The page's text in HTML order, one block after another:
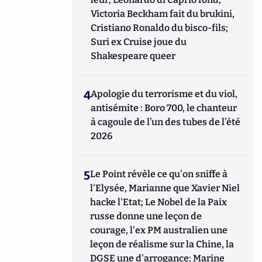
Victoria Beckham fait du brukini,
Cristiano Ronaldo du bisco-fils;
Suri ex Cruise joue du
Shakespeare queer
4Apologie du terrorisme et du viol,
antisémite : Boro 700, le chanteur
à cagoule de l’un des tubes de l’été
2026
5Le Point révèle ce qu'on sniffe à
l'Elysée, Marianne que Xavier Niel
hacke l'Etat; Le Nobel de la Paix
russe donne une leçon de
courage, l'ex PM australien une
leçon de réalisme sur la Chine, la
DGSE une d'arrogance; Marine